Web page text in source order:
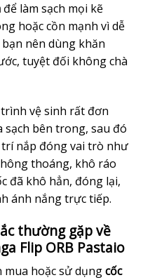
để làm sạch mọi kẽ
hoặc cồn mạnh vì dễ
nên dùng khăn
tuyệt đối không chà
vệ sinh rất đơn
sạch bên trong, sau đó
nắp đóng vai trò như
thoáng, khô ráo
đã khô hẳn, đóng lại,
ánh nắng trực tiếp.
thường gặp về
Flip ORB Pastaio
hoặc sử dụngcốc